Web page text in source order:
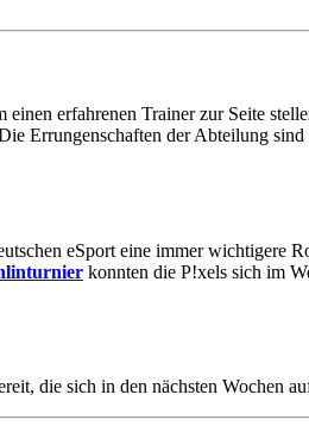
erfahrenen Trainer zur Seite
Errungenschaften der Abteilung sind
eSport eine immer wichtigere
konnten die P!xels sich im
die sich in den nächsten Wochen